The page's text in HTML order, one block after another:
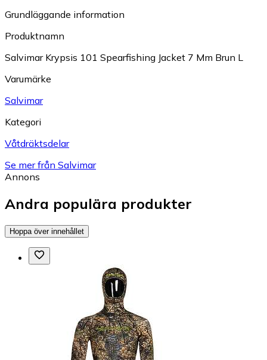
Grundläggande information
Produktnamn
Salvimar Krypsis 101 Spearfishing Jacket 7 Mm Brun L
Varumärke
Salvimar
Kategori
Våtdräktsdelar
Se mer från Salvimar
Annons
Andra populära produkter
Hoppa över innehållet